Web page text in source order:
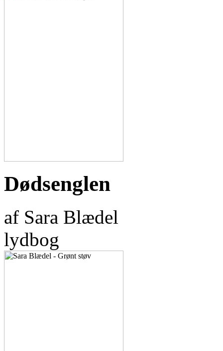
Dødsenglen
af Sara Blædel
lydbog